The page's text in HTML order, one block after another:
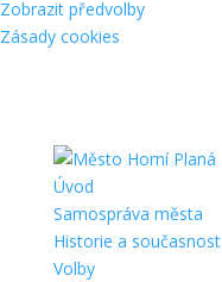
Zobrazit předvolby
Zásady cookies
Úvod
Samospráva města
Historie a současnost
Volby